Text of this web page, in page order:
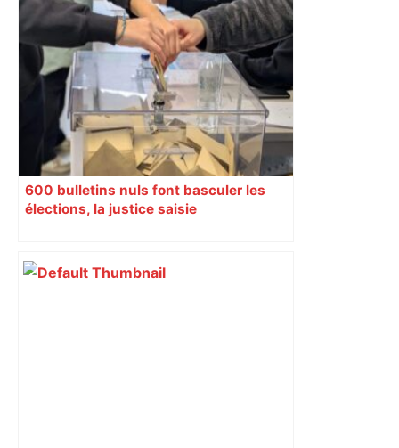
600 bulletins nuls font basculer les
élections, la justice saisie